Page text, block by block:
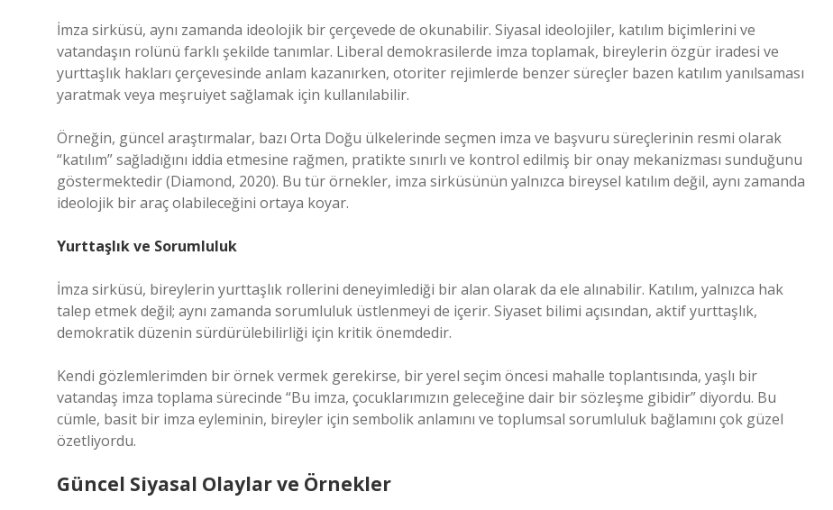
İmza sirküsü, aynı zamanda ideolojik bir çerçevede de okunabilir. Siyasal ideolojiler, katılım biçimlerini ve
vatandaşın rolünü farklı şekilde tanımlar. Liberal demokrasilerde imza toplamak, bireylerin özgür iradesi ve
yurttaşlık hakları çerçevesinde anlam kazanırken, otoriter rejimlerde benzer süreçler bazen katılım yanılsaması
yaratmak veya meşruiyet sağlamak için kullanılabilir.
Örneğin, güncel araştırmalar, bazı Orta Doğu ülkelerinde seçmen imza ve başvuru süreçlerinin resmi olarak
“katılım” sağladığını iddia etmesine rağmen, pratikte sınırlı ve kontrol edilmiş bir onay mekanizması sunduğunu
göstermektedir (Diamond, 2020). Bu tür örnekler, imza sirküsünün yalnızca bireysel katılım değil, aynı zamanda
ideolojik bir araç olabileceğini ortaya koyar.
Yurttaşlık ve Sorumluluk
İmza sirküsü, bireylerin yurttaşlık rollerini deneyimlediği bir alan olarak da ele alınabilir. Katılım, yalnızca hak
talep etmek değil; aynı zamanda sorumluluk üstlenmeyi de içerir. Siyaset bilimi açısından, aktif yurttaşlık,
demokratik düzenin sürdürülebilirliği için kritik önemdedir.
Kendi gözlemlerimden bir örnek vermek gerekirse, bir yerel seçim öncesi mahalle toplantısında, yaşlı bir
vatandaş imza toplama sürecinde “Bu imza, çocuklarımızın geleceğine dair bir sözleşme gibidir” diyordu. Bu
cümle, basit bir imza eyleminin, bireyler için sembolik anlamını ve toplumsal sorumluluk bağlamını çok güzel
özetliyordu.
Güncel Siyasal Olaylar ve Örnekler